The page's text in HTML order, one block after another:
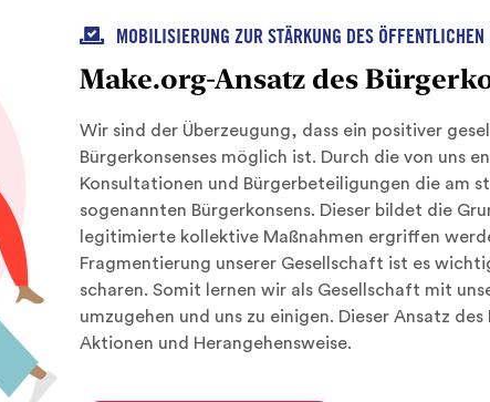
 MOBILISIERUNG ZUR STÄRKUNG DES ÖFFENTLICHEN
Make.org-Ansatz des
Wir sind der Überzeugung, dass ein positiver
Bürgerkonsenses möglich ist. Durch die von uns
Konsultationen und Bürgerbeteiligungen die am
sogenannten Bürgerkonsens. Dieser bildet die
legitimierte kollektive Maßnahmen ergriffen
Fragmentierung unserer Gesellschaft ist es
scharen. Somit lernen wir als Gesellschaft mit
umzugehen und uns zu einigen. Dieser Ansatz
Aktionen und Herangehensweise.